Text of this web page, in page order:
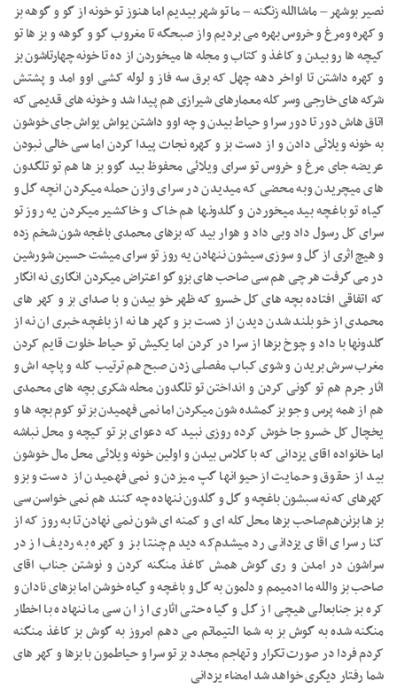
نصیر بوشهر – ماشاالله زنگنه – ما تو شهر بیدیم اما هنوز تو خونه از گو و گوهه بز
و کهره ومرغ و خروس بهره می بردیم واز صبحگه تا مغروب گو و گوهه و بز ها تو
کیچه ها رو بیدن و کاغذ و کتاب و مجله ها میخوردن از ده تا خونه چهارتاشون بز
و کهره داشتن تا اواخر دهه چهل که برق سه فاز و لوله کشی اوو امد و پشتش
شرکه های خارجی وسر کله معمارهای شیرازی هم پیدا شد و خونه های قدیمی که
اتاق هاش دور تا دور سرا و حیاط بیدن و چه اوو داشتن یواش یواش جای خوشون
به خونه ویلائی دادن و از دست بز و کهره نجات پیدا کردن اما سی خالی نبودن
عریضه جای مرغ و خروس تو سرای ویلائی محفوظ بید گوو بز ها هم تو تلگدون
های میچریدن وبه محضی که میدیدن در سرای وازن حمله میکردن انچه گل و
گیاه تو باغچه بید میخوردن و گلدونها هم خاک و خاکشیر میکردن یه روز تو
سرای کل رسول داد وبی داد و هوار بید که بزهای محمدی باغجه شون شخم زده
و هیچ اثری از گل و سوزی سیشون ننهادن یه روز تو سرای میشت حسین شورشین
در می گرفت هر چی هم سی صاحب های بزو گو اعتراض میکردن انگاری نه انگار
که اتفاقی افتاده بچه های کل خسرو که ظهر خو بیدن و با صدای بز و کهر های
محمدی از خو بلند شدن دیدن از دست بز و کهر ها نه از باغچه خبری ان نه از
گلدونها با داد و چوخ بزها از سرا در کردن اما یکیش تو حیاط خلوت قایم کردن
مغرب سرش بریدن و شوی کباب مفصلی زدن صبح هم ترتیب کله و پاچه اش و
اثار جرم هم تو گونی کردن و انداختن تو تلگدون محله شکری بچه های محمدی
هم از همه پرس و جو بز گمشده شون میکردن اما نمی فهمیدن بز تو کوم بچه ها و
یخچال کل خسرو جا خوش کرده روزی نبید که دعوای بز تو کیچه و محل نباشه
اما خانواده اقای یزدانی که با کلاس بیدن و اولین خونه ویلائی محل مال خوشون
بید از حقوق و حمایت از حیوانها گپ میزدن و نمی فهمیدن از دست و بز‌و
کهرهای که نه سبشون باغچه و گل و گلدون ننهاده چه کنند هم نمی خواسن سی
بز ها بزنن‌هم‌صاحب بزها محل کله ای و کمنه ای شون نمی نهادن تا به روز که از
کنار سرای اقای یزدانی رد میشدم‌که دیدم چنتا بز و کهره به ردیف از در
سراشون در امدن و ری گوش همش کاغذ منگنه کردن و نوشتن جناب اقای
صاحب بز والله ما ادمیمم و دلمون به گل و باغچه و گیاه خوشن اما بزهای نادان و
کره بز جنابعالی هیچی از گل و گیاه حتی اثاری از ان سی ما ننهاده با اخطار
منگنه شده به گوش بز به شما التیماتم می دهم امروز به گوش بز کاغذ منگنه
کردم فردا در صورت تکرار و تهاجم مجدد بز تو سرا و حیاطمون با بزها و کهر های
شما رفتار دیگری خواهد شد امضاء یزدانی